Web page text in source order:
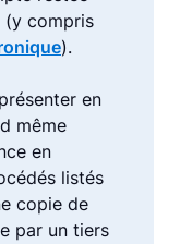
(y compris
).
en
même
en
listés
copie de
par un tiers